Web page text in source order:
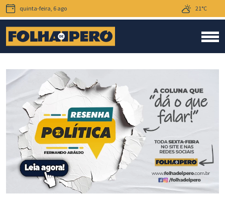
quinta-feira, 6 ago 21°C